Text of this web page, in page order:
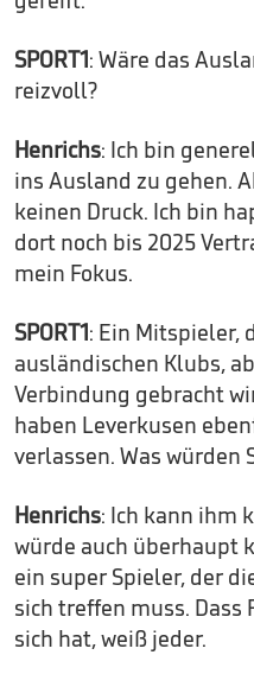
SPORT1: Wäre das
reizvoll?
Henrichs: Ich bin
ins Ausland zu gehen.
keinen Druck. Ich bin
dort noch bis 2025
mein Fokus.
SPORT1: Ein Mitspieler,
ausländischen Klubs,
Verbindung gebracht
haben Leverkusen
verlassen. Was würden
Henrichs: Ich kann ihm
würde auch überhaupt
ein super Spieler, der
sich treffen muss.
sich hat, weiß jeder.